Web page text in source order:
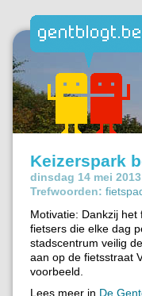
Keizerspark
dinsdag 14 mei
Trefwoorden:
Motivatie: Dankzij
fietsers die elke dag
stadscentrum veilig
aan op de fietsstraat
voorbeeld.
Lees meer in De